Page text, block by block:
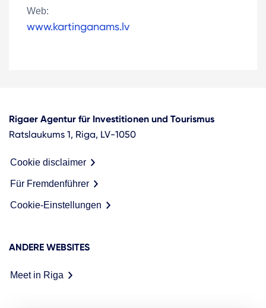
Web:
www.kartinganams.lv
Rigaer Agentur für Investitionen und Tourismus
Ratslaukums 1, Riga, LV-1050
Cookie disclaimer
Für Fremdenführer
Cookie-Einstellungen
ANDERE WEBSITES
Meet in Riga